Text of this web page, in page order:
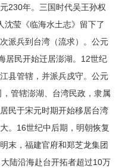
230年。三国时代吴王孙权
沈莹《临海水土志》留下了
派兵到台湾（流求）。公元
居民开始迁居澎湖。12世纪
县管辖，并派兵戍守。公元
管辖澎湖、台湾民政，隶属
民于宋元时期开始移居台湾
。16世纪中后期，明朝恢复
末，福建官府和郑芝龙集团
陆沿海赴台开拓者超过10万